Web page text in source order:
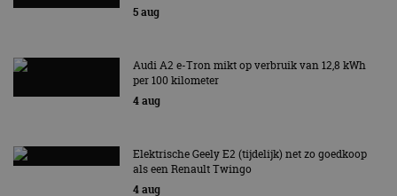
5 aug
Audi A2 e-Tron mikt op verbruik van 12,8 kWh
per 100 kilometer
4 aug
Elektrische Geely E2 (tijdelijk) net zo goedkoop
als een Renault Twingo
4 aug